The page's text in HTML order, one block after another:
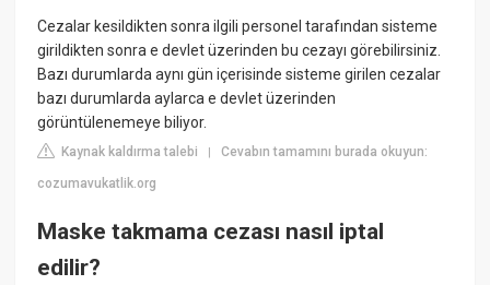
Cezalar kesildikten sonra ilgili personel tarafından sisteme
girildikten sonra e devlet üzerinden bu cezayı görebilirsiniz.
Bazı durumlarda aynı gün içerisinde sisteme girilen cezalar
bazı durumlarda aylarca e devlet üzerinden
görüntülenemeye biliyor.
Kaynak kaldırma talebi |Cevabın tamamını burada okuyun:
cozumavukatlik.org
Maske takmama cezası nasıl iptal
edilir?